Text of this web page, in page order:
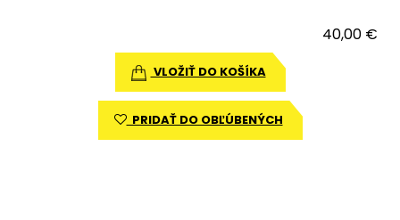
40,00 €
VLOŽIŤ DO KOŠÍKA
PRIDAŤ DO OBĽÚBENÝCH